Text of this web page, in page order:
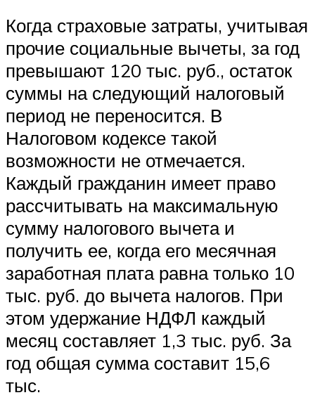
Когда страховые затраты, учитывая
прочие социальные вычеты, за год
превышают 120 тыс. руб., остаток
суммы на следующий налоговый
период не переносится. В
Налоговом кодексе такой
возможности не отмечается.
Каждый гражданин имеет право
рассчитывать на максимальную
сумму налогового вычета и
получить ее, когда его месячная
заработная плата равна только 10
тыс. руб. до вычета налогов. При
этом удержание НДФЛ каждый
месяц составляет 1,3 тыс. руб. За
год общая сумма составит 15,6
тыс.